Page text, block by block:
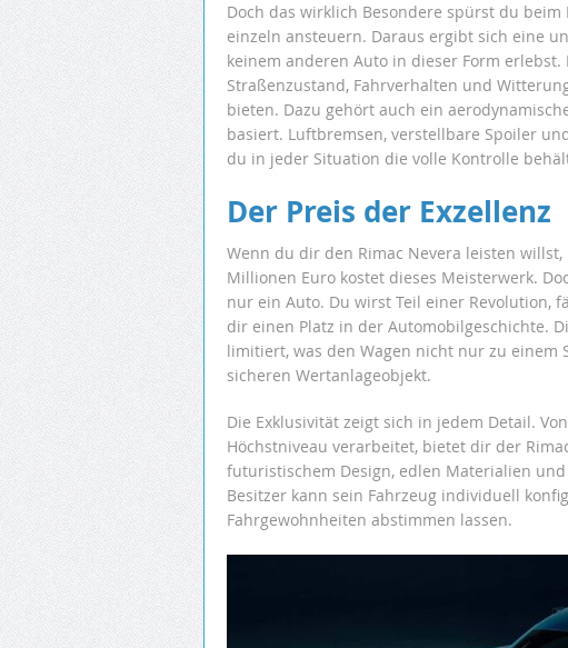
Doch das wirklich Besondere spürst du beim
einzeln ansteuern. Daraus ergibt sich eine
keinem anderen Auto in dieser Form
Straßenzustand, Fahrverhalten und
bieten. Dazu gehört auch ein
basiert. Luftbremsen, verstellbare Spoiler
du in jeder Situation die volle Kontrolle
Der Preis der Exzellenz
Wenn du dir den Rimac Nevera leisten
Millionen Euro kostet dieses Meisterwerk.
nur ein Auto. Du wirst Teil einer Revolution,
dir einen Platz in der Automobilgeschichte.
limitiert, was den Wagen nicht nur zu einem
sicheren Wertanlageobjekt.
Die Exklusivität zeigt sich in jedem Detail.
Höchstniveau verarbeitet, bietet dir der
futuristischem Design, edlen Materialien
Besitzer kann sein Fahrzeug individuell
Fahrgewohnheiten abstimmen lassen.